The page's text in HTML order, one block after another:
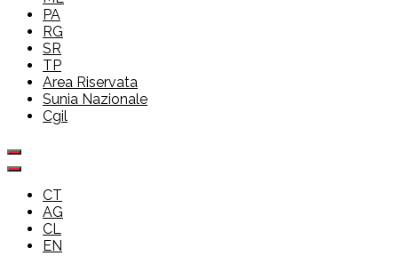
PA
RG
SR
TP
Area Riservata
Sunia Nazionale
Cgil
CT
AG
CL
EN